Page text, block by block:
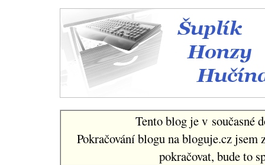
Tento blog je v současné
Pokračování blogu na bloguje.cz jsem
pokračovat, bude to